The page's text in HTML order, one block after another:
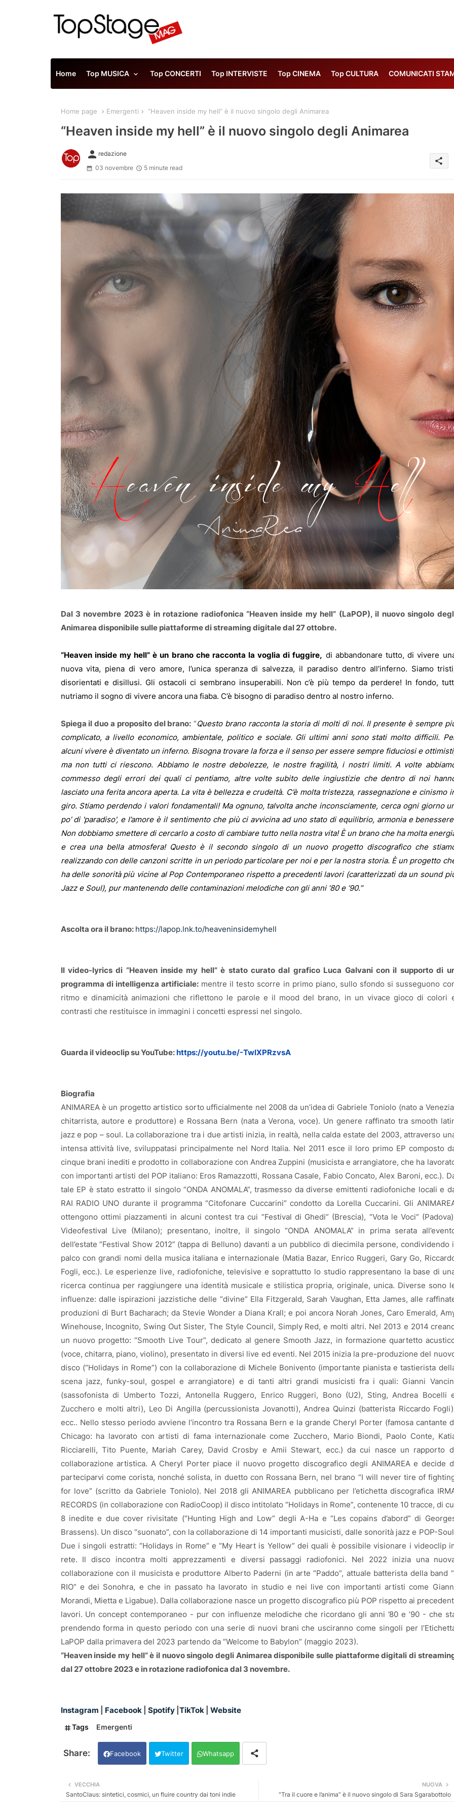
Home Top MUSICA Top CONCERTI Top INTERVISTE Top CINEMA Top CULTURA COMUNICATI
Home page Emergenti “Heaven inside my hell” è il nuovo singolo degli Animarea
“Heaven inside my hell” è il nuovo singolo degli Animarea
person redazione
03 novembre
5 minute read
share
Dal 3 novembre 2023 è in rotazione radiofonica “Heaven inside my hell” (LaPOP), il nuovo singolo
Animarea disponibile sulle piattaforme di streaming digitale dal 27 ottobre.
“Heaven inside my hell” è un brano che racconta la voglia di fuggire, di abbandonare tutto, di vivere
nuova vita, piena di vero amore, l’unica speranza di salvezza, il paradiso dentro all’inferno. Siamo
disorientati e disillusi. Gli ostacoli ci sembrano insuperabili. Non c’è più tempo da perdere! In fondo,
nutriamo il sogno di vivere ancora una fiaba. C’è bisogno di paradiso dentro al nostro inferno.
Spiega il duo a proposito del brano: “Questo brano racconta la storia di molti di noi. Il presente è sempre
complicato, a livello economico, ambientale, politico e sociale. Gli ultimi anni sono stati molto difficili.
alcuni vivere è diventato un inferno. Bisogna trovare la forza e il senso per essere sempre fiduciosi e
ma non tutti ci riescono. Abbiamo le nostre debolezze, le nostre fragilità, i nostri limiti. A volte
commesso degli errori dei quali ci pentiamo, altre volte subito delle ingiustizie che dentro di noi
lasciato una ferita ancora aperta. La vita è bellezza e crudeltà. C’è molta tristezza, rassegnazione e cinismo
giro. Stiamo perdendo i valori fondamentali! Ma ognuno, talvolta anche inconsciamente, cerca ogni giorno
po’ di 'paradiso', e l’amore è il sentimento che più ci avvicina ad uno stato di equilibrio, armonia e
Non dobbiamo smettere di cercarlo a costo di cambiare tutto nella nostra vita! È un brano che ha molta
e crea una bella atmosfera! Questo è il secondo singolo di un nuovo progetto discografico che
realizzando con delle canzoni scritte in un periodo particolare per noi e per la nostra storia. È un progetto
ha delle sonorità più vicine al Pop Contemporaneo rispetto a precedenti lavori (caratterizzati da un sound
Jazz e Soul), pur mantenendo delle contaminazioni melodiche con gli anni ‘80 e ‘90.”
Ascolta ora il brano: https://lapop.lnk.to/heaveninsidemyhell
Il video-lyrics di “Heaven inside my hell” è stato curato dal grafico Luca Galvani con il supporto di
programma di intelligenza artificiale:mentre il testo scorre in primo piano, sullo sfondo si susseguono
ritmo e dinamicità animazioni che riflettono le parole e il mood del brano, in un vivace gioco di colori
contrasti che restituisce in immagini i concetti espressi nel singolo.
Guarda il videoclip su YouTube: https://youtu.be/-TwlXPRzvsA
Biografia
ANIMAREA è un progetto artistico sorto ufficialmente nel 2008 da un’idea di Gabriele Toniolo (nato a
chitarrista, autore e produttore) e Rossana Bern (nata a Verona, voce). Un genere raffinato tra smooth
jazz e pop – soul. La collaborazione tra i due artisti inizia, in realtà, nella calda estate del 2003, attraverso
intensa attività live, sviluppatasi principalmente nel Nord Italia. Nel 2011 esce il loro primo EP composto
cinque brani inediti e prodotto in collaborazione con Andrea Zuppini (musicista e arrangiatore, che ha
con importanti artisti del POP italiano: Eros Ramazzotti, Rossana Casale, Fabio Concato, Alex Baroni, ecc.).
tale EP è stato estratto il singolo “ONDA ANOMALA”, trasmesso da diverse emittenti radiofoniche locali e
RAI RADIO UNO durante il programma “Citofonare Cuccarini” condotto da Lorella Cuccarini. Gli
ottengono ottimi piazzamenti in alcuni contest tra cui “Festival di Ghedi” (Brescia), “Vota le Voci”
Videofestival Live (Milano); presentano, inoltre, il singolo “ONDA ANOMALA” in prima serata
dell’estate “Festival Show 2012” (tappa di Belluno) davanti a un pubblico di diecimila persone, condividendo
palco con grandi nomi della musica italiana e internazionale (Matia Bazar, Enrico Ruggeri, Gary Go,
Fogli, ecc.). Le esperienze live, radiofoniche, televisive e soprattutto lo studio rappresentano la base di
ricerca continua per raggiungere una identità musicale e stilistica propria, originale, unica. Diverse sono
influenze: dalle ispirazioni jazzistiche delle “divine” Ella Fitzgerald, Sarah Vaughan, Etta James, alle
produzioni di Burt Bacharach; da Stevie Wonder a Diana Krall; e poi ancora Norah Jones, Caro Emerald,
Winehouse, Incognito, Swing Out Sister, The Style Council, Simply Red, e molti altri. Nel 2013 e 2014
un nuovo progetto: “Smooth Live Tour”, dedicato al genere Smooth Jazz, in formazione quartetto
(voce, chitarra, piano, violino), presentato in diversi live ed eventi. Nel 2015 inizia la pre-produzione del
disco (“Holidays in Rome”) con la collaborazione di Michele Bonivento (importante pianista e tastierista
scena jazz, funky-soul, gospel e arrangiatore) e di tanti altri grandi musicisti fra i quali: Gianni
(sassofonista di Umberto Tozzi, Antonella Ruggero, Enrico Ruggeri, Bono (U2), Sting, Andrea Bocelli
Zucchero e molti altri), Leo Di Angilla (percussionista Jovanotti), Andrea Quinzi (batterista Riccardo
ecc.. Nello stesso periodo avviene l’incontro tra Rossana Bern e la grande Cheryl Porter (famosa cantante
Chicago: ha lavorato con artisti di fama internazionale come Zucchero, Mario Biondi, Paolo Conte,
Ricciarelli, Tito Puente, Mariah Carey, David Crosby e Amii Stewart, ecc.) da cui nasce un rapporto
collaborazione artistica. A Cheryl Porter piace il nuovo progetto discografico degli ANIMAREA e decide
parteciparvi come corista, nonché solista, in duetto con Rossana Bern, nel brano “I will never tire of
for love” (scritto da Gabriele Toniolo). Nel 2018 gli ANIMAREA pubblicano per l’etichetta discografica
RECORDS (in collaborazione con RadioCoop) il disco intitolato “Holidays in Rome”, contenente 10 tracce, di
8 inedite e due cover rivisitate (“Hunting High and Low” degli A-Ha e “Les copains d’abord” di
Brassens). Un disco “suonato”, con la collaborazione di 14 importanti musicisti, dalle sonorità jazz e POP-
Due i singoli estratti: “Holidays in Rome” e “My Heart is Yellow” dei quali è possibile visionare i videoclip
rete. Il disco incontra molti apprezzamenti e diversi passaggi radiofonici. Nel 2022 inizia una
collaborazione con il musicista e produttore Alberto Paderni (in arte “Paddo”, attuale batterista della band
RIO” e dei Sonohra, e che in passato ha lavorato in studio e nei live con importanti artisti come
Morandi, Mietta e Ligabue). Dalla collaborazione nasce un progetto discografico più POP rispetto ai
lavori. Un concept contemporaneo - pur con influenze melodiche che ricordano gli anni ’80 e ’90 - che
prendendo forma in questo periodo con una serie di nuovi brani che usciranno come singoli per
LaPOP dalla primavera del 2023 partendo da “Welcome to Babylon” (maggio 2023).
“Heaven inside my hell” è il nuovo singolo degli Animarea disponibile sulle piattaforme digitali di
dal 27 ottobre 2023 e in rotazione radiofonica dal 3 novembre.
Instagram Facebook| Spotify| TikTok| Website
Tags Emergenti
Facebook Twitter Whatsapp
NUOVA
“Tra il cuore e l’anima” è il nuovo singolo di Sara Sgarabottolo
VECCHIA
SantoClaus: sintetici, cosmici, un fluire country dai toni indie